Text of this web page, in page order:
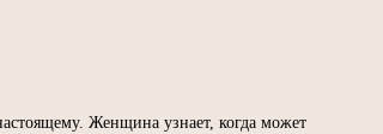
Женщина узнает, когда может